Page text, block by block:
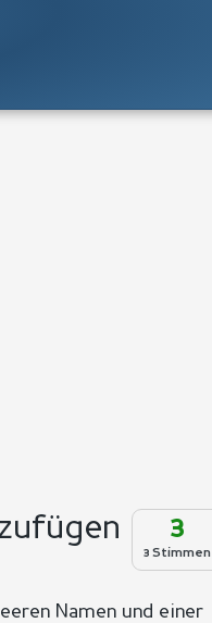
3
3 Stimmen
Namen und einer